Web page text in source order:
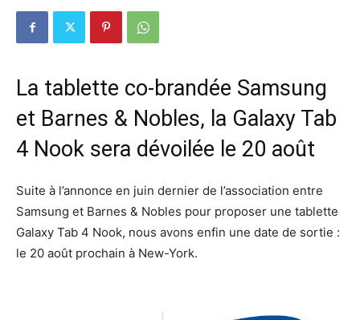
La tablette co-brandée Samsung
et Barnes & Nobles, la Galaxy Tab
4 Nook sera dévoilée le 20 août
Suite à l’annonce en juin dernier de l’association entre
Samsung et Barnes & Nobles pour proposer une tablette
Galaxy Tab 4 Nook, nous avons enfin une date de sortie :
le 20 août prochain à New-York.